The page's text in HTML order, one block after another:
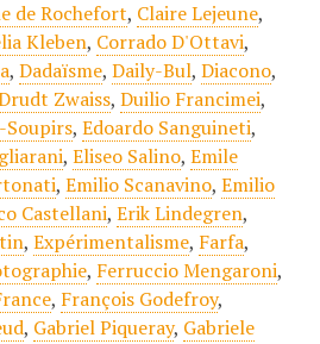
de Rochefort, Claire Lejeune,
Kleben, Corrado D'Ottavi,
, Dadaïsme, Daily-Bul, Diacono,
Zwaiss, Duilio Francimei,
Soupirs, Edoardo Sanguineti,
, Eliseo Salino, Emile
, Emilio Scanavino, Emilio
Castellani, Erik Lindegren,
, Expérimentalisme, Farfa,
, Ferruccio Mengaroni,
, François Godefroy,
, Gabriel Piqueray, Gabriele